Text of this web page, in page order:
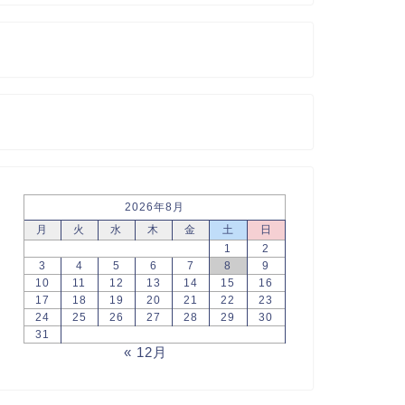
2026年8月
月
火 水 木 金 土
日
1
2
3
4 5 6 7 8
9
10
11 12 13 14 15
16
17
18 19 20 21 22
23
24
25 26 27 28 29
30
31
« 12月